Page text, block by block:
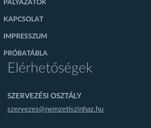
PÁLYÁZATOK
KAPCSOLAT
IMPRESSZUM
PRÓBATÁBLA
Elérhetőségek
SZERVEZÉSI OSZTÁLY
szervezes@nemzetiszinhaz.hu